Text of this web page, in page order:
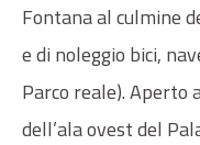
Fontana al culmine
e di noleggio bici,
Parco reale). Aperto
dell’ala ovest del